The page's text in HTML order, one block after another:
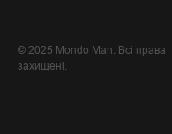
© 2025 Mondo Man. Всі права
захищені.